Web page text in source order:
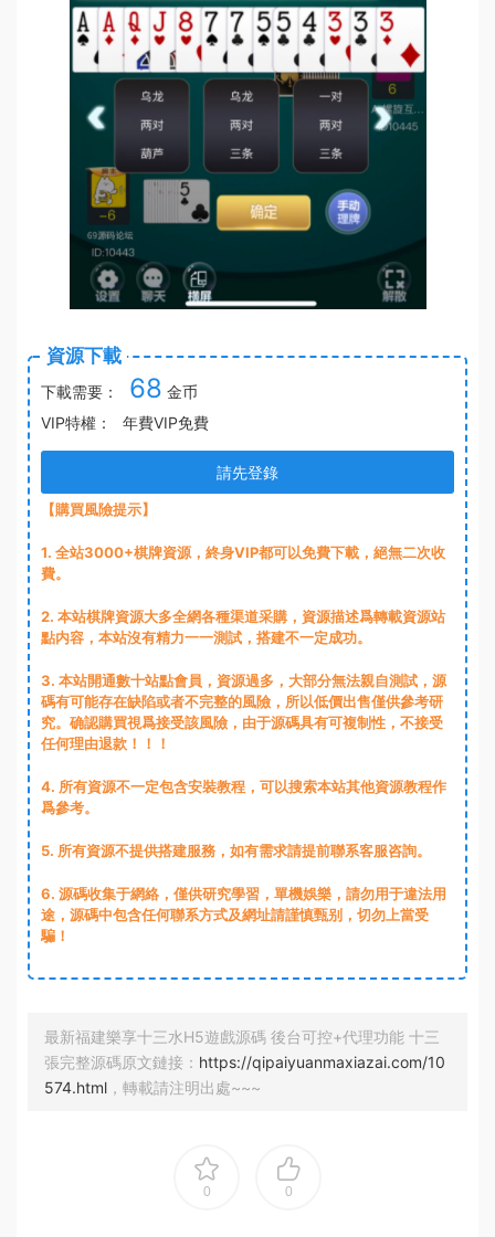
資源下載
下載需要： 68 金币
VIP特權：
年費VIP免費
請先登錄
【購買風險提示】
1. 全站3000+棋牌資源，終身VIP都可以免費下載，絕無二次收
費。
2. 本站棋牌資源大多全網各種渠道采購，資源描述爲轉載資源站
點内容，本站沒有精力一一測試，搭建不一定成功。
3. 本站開通數十站點會員，資源過多，大部分無法親自測試，源
碼有可能存在缺陷或者不完整的風險，所以低價出售僅供參考研
究。确認購買視爲接受該風險，由于源碼具有可複制性，不接受
任何理由退款！！！
4. 所有資源不一定包含安裝教程，可以搜索本站其他資源教程作
爲參考。
5. 所有資源不提供搭建服務，如有需求請提前聯系客服咨詢。
6. 源碼收集于網絡，僅供研究學習，單機娛樂，請勿用于違法用
途，源碼中包含任何聯系方式及網址請謹慎甄别，切勿上當受
騙！
最新福建樂享十三水H5遊戲源碼 後台可控+代理功能 十三
張完整源碼原文鏈接： https://qipaiyuanmaxiazai.com/10
574.html ，轉載請注明出處~~~
0 0